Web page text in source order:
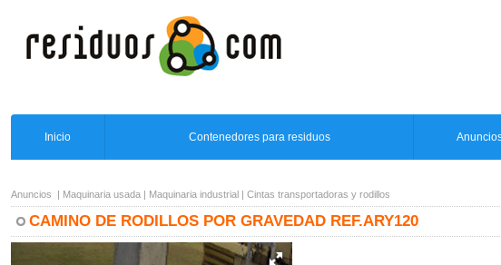
Inicio Contenedores para residuos
Anuncios | Maquinaria usada | Maquinaria industrial | Cintas transportadoras y rodillos
CAMINO DE RODILLOS POR GRAVEDAD REF.ARY120